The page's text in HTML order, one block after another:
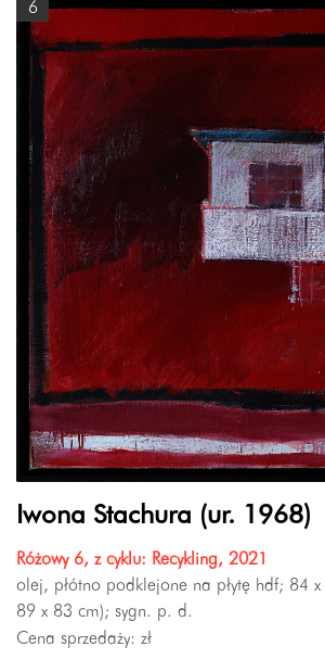
6
Iwona Stachura (ur. 1968)
Różowy 6, z cyklu: Recykling, 2021
olej, płótno podklejone na płytę hdf; 84
89 x 83 cm); sygn. p. d.
Cena sprzedaży: zł